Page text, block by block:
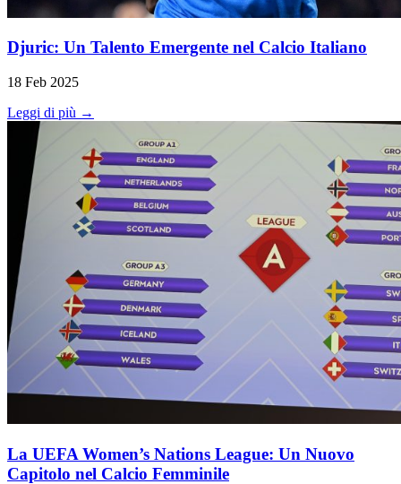
Djuric: Un Talento Emergente nel Calcio Italiano
18 Feb 2025
Leggi di più →
La UEFA Women’s Nations League: Un Nuovo
Capitolo nel Calcio Femminile